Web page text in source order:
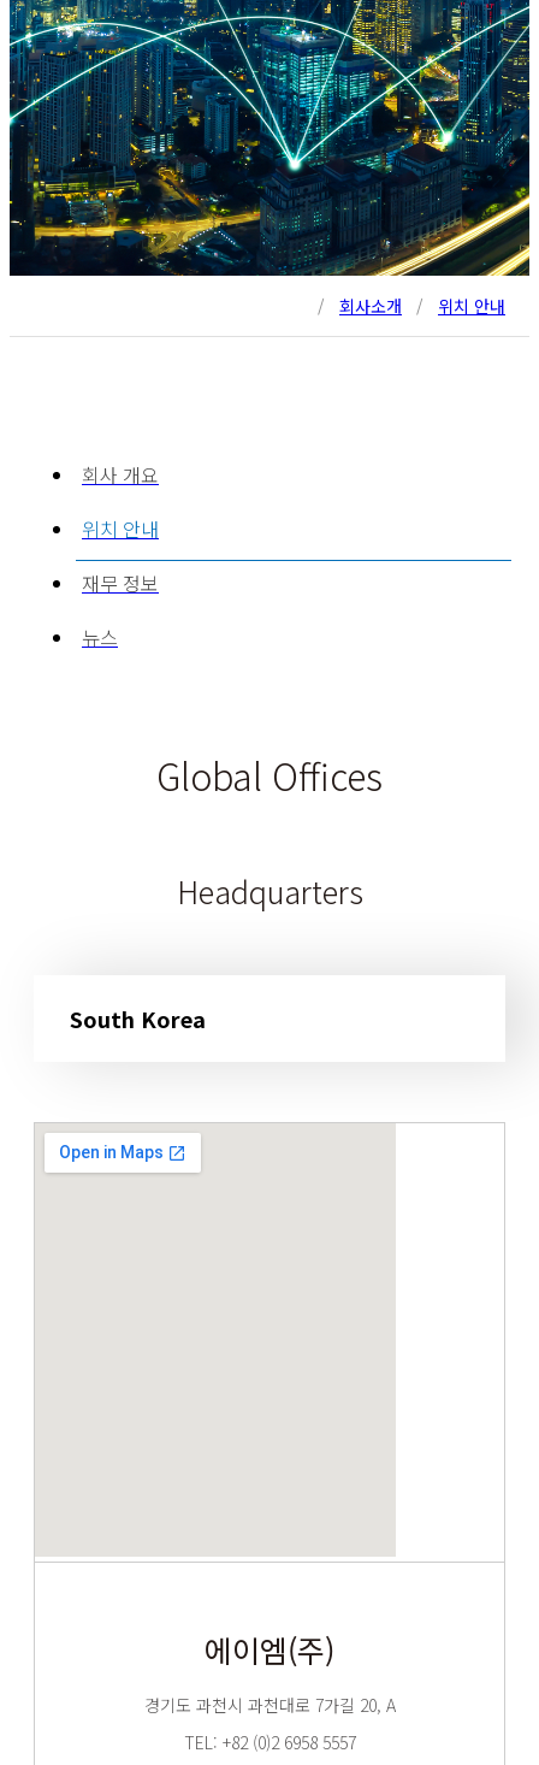
/ 회사소개 / 위치 안내
회사 개요
위치 안내
재무 정보
뉴스
Global Offices
Headquarters
South Korea
에이엠(주)
경기도 과천시 과천대로 7가길 20, A
TEL: +82 (0)2 6958 5557